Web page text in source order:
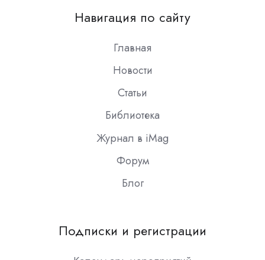
Slack
Навигация по сайту
Главная
Новости
Статьи
Библиотека
Журнал в iMag
Форум
Блог
Подписки и регистрации